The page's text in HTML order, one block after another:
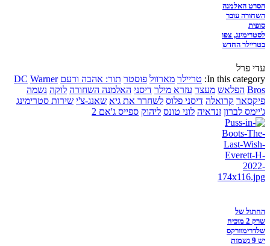
הסרט האלמנה
השחורה עובר
סופית
לסטרימינג, צפו
בטריילר החדש
עדי פרל
In this category: טריילר מארוול פוסטר תור: אהבה ורעם DC Warner
Bros הפלאש מעצר עזרא מילר דיסני האלמנה השחורה לוקה נשמה
פיקסאר קרואלה דיסני פלוס לשחרר את גיא שאנג-צ'י שירות סטרימינג
ג'יימס לברון זנדאיה לוני טונס ליהוק ספייס ג'אם 2
החתול של
שרק 2 מוכיח
שלדרימוורקס
יש 9 נשמות